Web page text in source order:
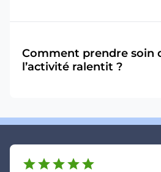
Comment prendre soin
l’activité ralentit ?
starstarstarstarstar